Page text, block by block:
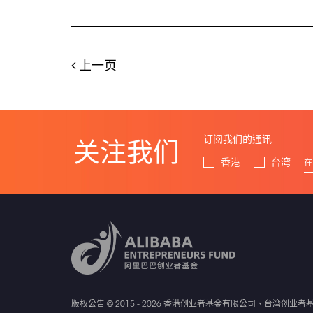
上一页
关注我们
订阅我们的通讯
香港
台湾
版权公告 © 2015 - 2026 香港创业者基金有限公司、台湾创业者